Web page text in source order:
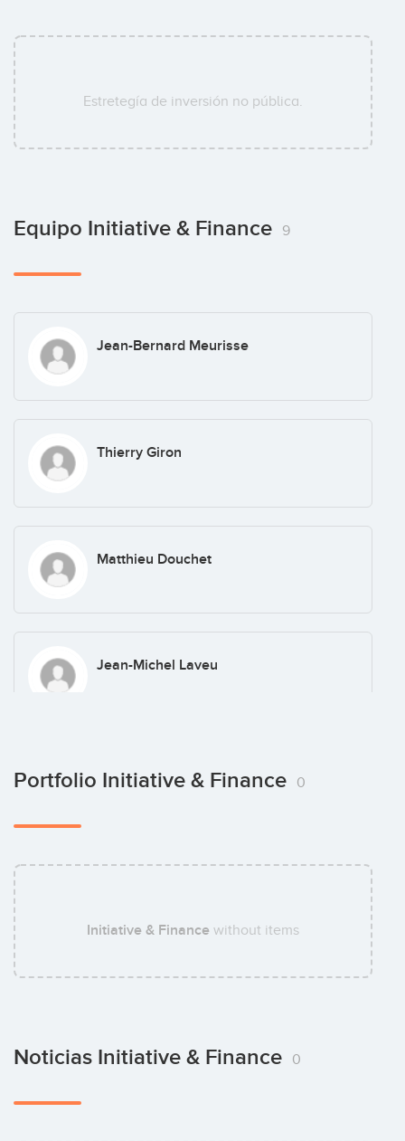
Estretegía de inversión no pública.
Equipo Initiative & Finance 9
Jean-Bernard Meurisse
Thierry Giron
Matthieu Douchet
Jean-Michel Laveu
Arnaud Mendelsohn
Portfolio Initiative & Finance 0
Initiative & Finance without items
Noticias Initiative & Finance 0